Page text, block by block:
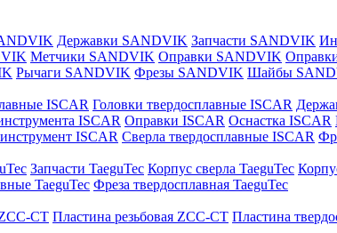
Державки SANDVIK Запчасти SANDVIK
Метчики SANDVIK Оправки SANDVIK
Рычаги SANDVIK Фрезы SANDVIK Шайбы
ISCAR Головки твердосплавные ISCAR
ISCAR Оправки ISCAR Оснастка ISCAR
ISCAR Сверла твердосплавные ISCAR
Запчасти TaeguTec Корпус сверла TaeguTec
TaeguTec Фреза твердосплавная TaeguTec
CT Пластина резьбовая ZCC-CT Пластина